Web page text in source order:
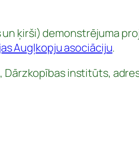
ķirši) demonstrējuma
Augļkopju asociāciju.
Dārzkopības institūts,